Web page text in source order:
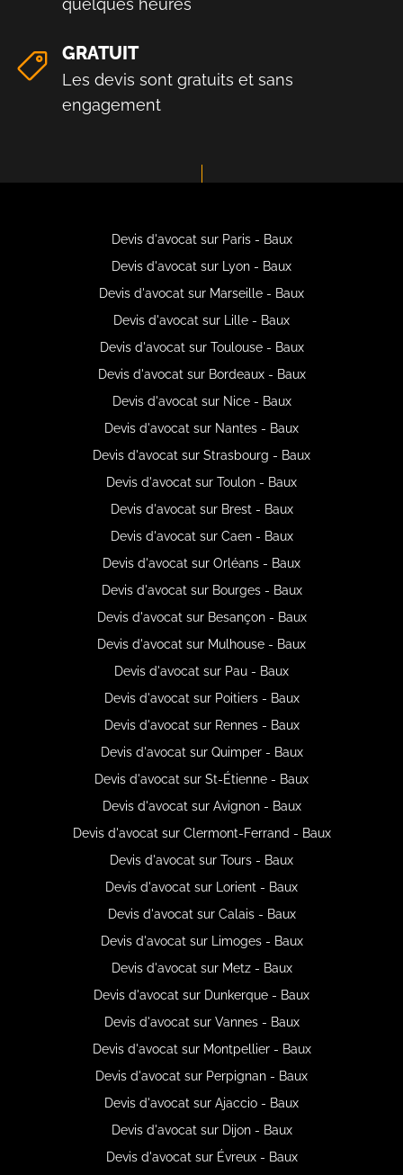
quelques heures
GRATUIT
Les devis sont gratuits et sans
engagement
Devis d'avocat sur Paris - Baux
Devis d'avocat sur Lyon - Baux
Devis d'avocat sur Marseille - Baux
Devis d'avocat sur Lille - Baux
Devis d'avocat sur Toulouse - Baux
Devis d'avocat sur Bordeaux - Baux
Devis d'avocat sur Nice - Baux
Devis d'avocat sur Nantes - Baux
Devis d'avocat sur Strasbourg - Baux
Devis d'avocat sur Toulon - Baux
Devis d'avocat sur Brest - Baux
Devis d'avocat sur Caen - Baux
Devis d'avocat sur Orléans - Baux
Devis d'avocat sur Bourges - Baux
Devis d'avocat sur Besançon - Baux
Devis d'avocat sur Mulhouse - Baux
Devis d'avocat sur Pau - Baux
Devis d'avocat sur Poitiers - Baux
Devis d'avocat sur Rennes - Baux
Devis d'avocat sur Quimper - Baux
Devis d'avocat sur St-Étienne - Baux
Devis d'avocat sur Avignon - Baux
Devis d'avocat sur Clermont-Ferrand - Baux
Devis d'avocat sur Tours - Baux
Devis d'avocat sur Lorient - Baux
Devis d'avocat sur Calais - Baux
Devis d'avocat sur Limoges - Baux
Devis d'avocat sur Metz - Baux
Devis d'avocat sur Dunkerque - Baux
Devis d'avocat sur Vannes - Baux
Devis d'avocat sur Montpellier - Baux
Devis d'avocat sur Perpignan - Baux
Devis d'avocat sur Ajaccio - Baux
Devis d'avocat sur Dijon - Baux
Devis d'avocat sur Évreux - Baux